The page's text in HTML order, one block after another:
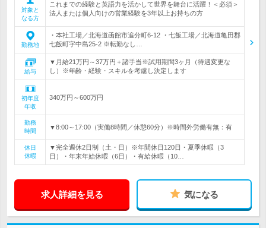
対象と
なる方
これまでの経験と英語力を活かして世界を舞台に活躍！＜必須＞
法人または個人向けの営業経験を3年以上お持ちの方
勤務地
・本社工場／北海道函館市追分町6-12 ・七飯工場／北海道亀田郡
七飯町字中島25-2 ※転勤なし…
給与
▼月給21万円～37万円＋諸手当※試用期間3ヶ月（待遇変更な
し）※年齢・経験・スキルを考慮し決定します
初年度
年収
340万円～600万円
勤務
時間
▼8:00～17:00（実働8時間／休憩60分）※時間外労働有無：有
休日
休暇
▼完全週休2日制（土・日）※年間休日120日・夏季休暇（3
日）・年末年始休暇（6日）・有給休暇（10…
求人詳細を見る 気になる